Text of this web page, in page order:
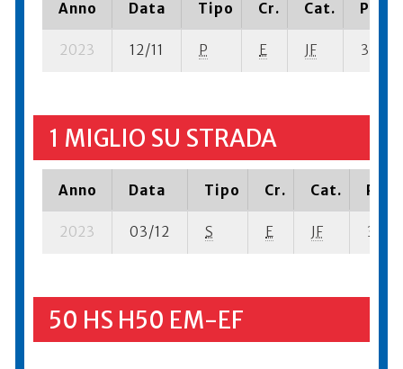
Anno Data Tipo Cr. Cat.
2023 12/11 P E JF 3 su- 1
1 MIGLIO SU STRADA
Anno Data Tipo Cr. Cat.
2023 03/12 S E JF 3 su-
50 HS H50 EM-EF